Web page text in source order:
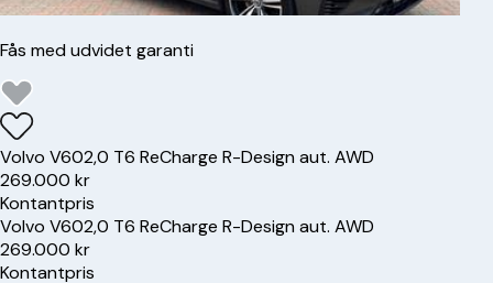
Fås med udvidet garanti
Volvo V602,0 T6 ReCharge R-Design aut. AWD
269.000 kr
Kontantpris
Volvo V602,0 T6 ReCharge R-Design aut. AWD
269.000 kr
Kontantpris